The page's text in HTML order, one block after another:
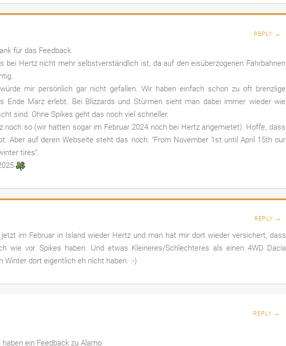
REPLY →
für das Feedback.
bei Hertz nicht mehr selbstverständlich ist, da auf den eisüberzogenen Fahrbahnen
würde mir persönlich gar nicht gefallen. Wir haben einfach schon zu oft brenzlige
Ende März erlebt. Bei Blizzards und Stürmen sieht man dabei immer wieder wie
sind. Ohne Spikes geht das noch viel schneller.
noch so (wir hatten sogar im Februar 2024 noch bei Hertz angemietet). Hoffe, dass
Aber auf deren Webseite steht das noch: “From November 1st until April 15th our
tires”.
REPLY →
im Februar in Island wieder Hertz und man hat mir dort wieder versichert, dass
wie vor Spikes haben. Und etwas Kleineres/Schlechteres als einen 4WD Dacia
Winter dort eigentlich eh nicht haben. :-)
REPLY →
ein Feedback zu Alamo: